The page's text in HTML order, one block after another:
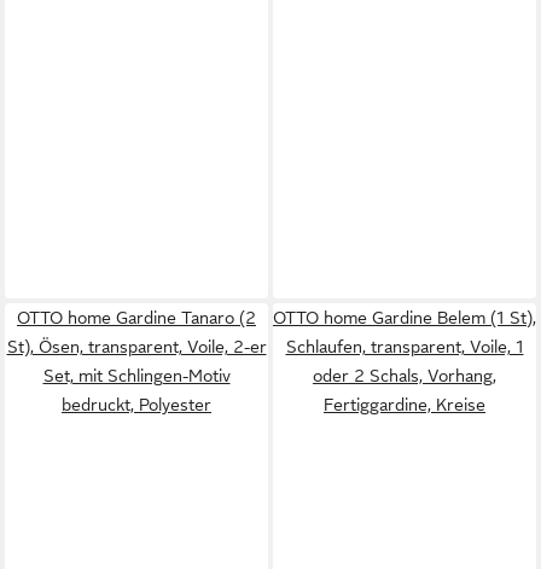
OTTO home Gardine Tanaro (2
St), Ösen, transparent, Voile, 2-er
Set, mit Schlingen-Motiv
bedruckt, Polyester
OTTO home Gardine Belem (1 St),
Schlaufen, transparent, Voile, 1
oder 2 Schals, Vorhang,
Fertiggardine, Kreise